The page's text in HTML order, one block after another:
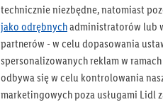
technicznie niezbędne, natomiast
jako odrębnychadministratorów lub
partnerów - w celu dopasowania
spersonalizowanych reklam w
odbywa się w celu kontrolowania
marketingowych poza usługami Lidl